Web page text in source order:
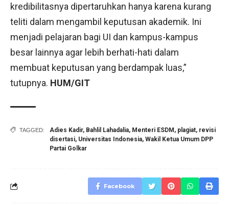
kredibilitasnya dipertaruhkan hanya karena kurang
teliti dalam mengambil keputusan akademik. Ini
menjadi pelajaran bagi UI dan kampus-kampus
besar lainnya agar lebih berhati-hati dalam
membuat keputusan yang berdampak luas,”
tutupnya. HUM/GIT
TAGGED: Adies Kadir, Bahlil Lahadalia, Menteri ESDM, plagiat, revisi
disertasi, Universitas Indonesia, Wakil Ketua Umum DPP
Partai Golkar
Facebook